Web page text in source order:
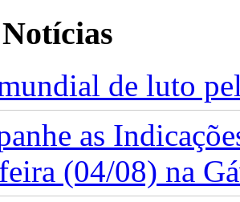
de luto
as
(04/08) na